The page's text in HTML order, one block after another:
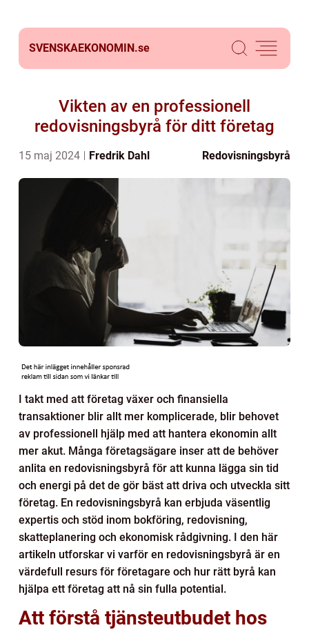
SVENSKAEKONOMIN.se
Vikten av en professionell
redovisningsbyrå för ditt företag
15 maj 2024 Fredrik Dahl Redovisningsbyrå
I takt med att företag växer och finansiella
transaktioner blir allt mer komplicerade, blir behovet
av professionell hjälp med att hantera ekonomin allt
mer akut. Många företagsägare inser att de behöver
anlita en redovisningsbyrå för att kunna lägga sin tid
och energi på det de gör bäst att driva och utveckla sitt
företag. En redovisningsbyrå kan erbjuda väsentlig
expertis och stöd inom bokföring, redovisning,
skatteplanering och ekonomisk rådgivning. I den här
artikeln utforskar vi varför en redovisningsbyrå är en
värdefull resurs för företagare och hur rätt byrå kan
hjälpa ett företag att nå sin fulla potential.
Att förstå tjänsteutbudet hos